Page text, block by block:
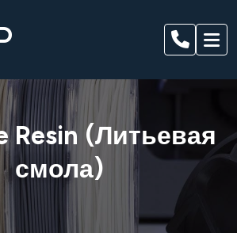
Resin (Литьевая
смола)